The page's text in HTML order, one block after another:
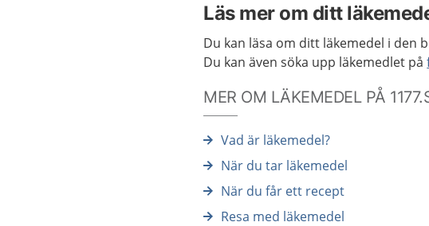
Läs mer om ditt
Du kan läsa om ditt läkemedel i den
Du kan även söka upp läkemedlet på
MER OM LÄKEMEDEL PÅ
Vad är läkemedel?
När du tar läkemedel
När du får ett recept
Resa med läkemedel